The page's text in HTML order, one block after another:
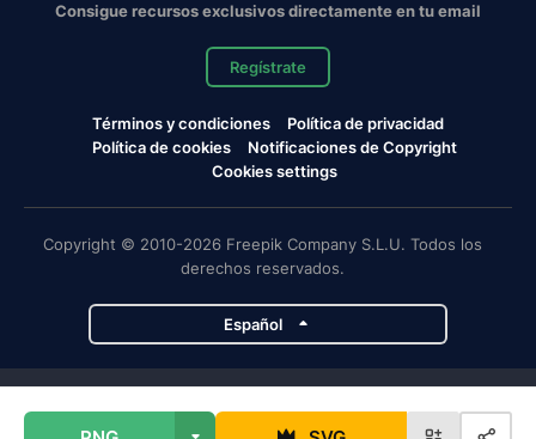
Consigue recursos exclusivos directamente en tu email
Regístrate
Términos y condiciones
Política de privacidad
Política de cookies
Notificaciones de Copyright
Cookies settings
Copyright © 2010-2026 Freepik Company S.L.U. Todos los
derechos reservados.
Español